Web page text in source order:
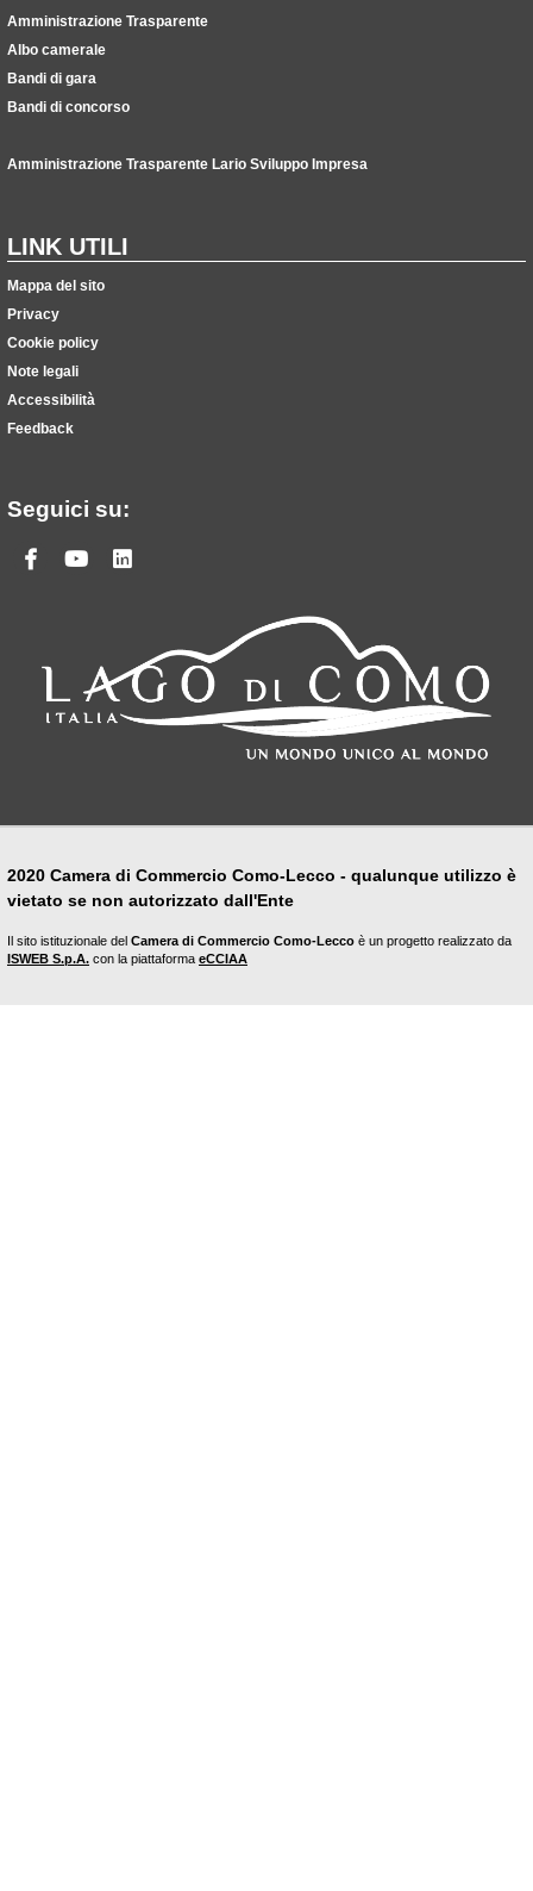
Amministrazione Trasparente
Albo camerale
Bandi di gara
Bandi di concorso
Amministrazione Trasparente Lario Sviluppo Impresa
LINK UTILI
Mappa del sito
Privacy
Cookie policy
Note legali
Accessibilità
Feedback
Seguici su:
Facebook
Youtube
2020 Camera di Commercio Como-Lecco - qualunque utilizzo è
vietato se non autorizzato dall'Ente
Il sito istituzionale del Camera di Commercio Como-Lecco è un progetto realizzato da
ISWEB S.p.A. con la piattaforma eCCIAA